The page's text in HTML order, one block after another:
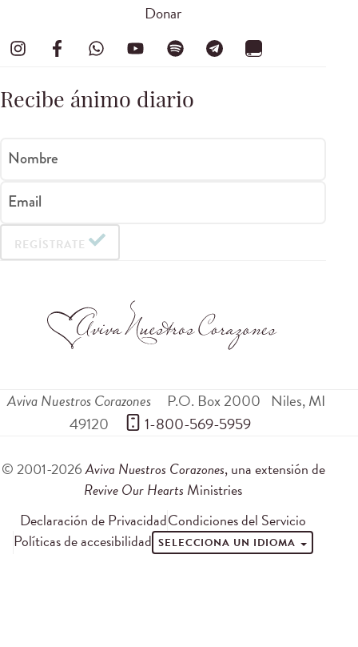
Donar
Recibe ánimo diario
Nombre
Email
REGÍSTRATE
Aviva Nuestros Corazones P.O. Box 2000 Niles,MI
49120
1-800-569-5959
© 2001-2026Aviva Nuestros Corazones, una extensión de
Revive Our Hearts Ministries
Declaración de PrivacidadCondiciones del Servicio
Políticas de accesibilidad SELECCIONA UN IDIOMA